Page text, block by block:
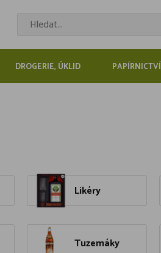
DROGERIE, ÚKLID PAPÍRNICTVÍ
Likéry
Tuzemáky